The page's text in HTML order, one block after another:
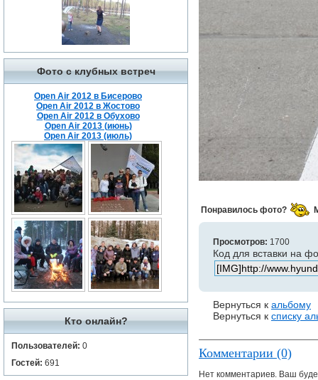
Фото с клубных встреч
Open Air 2012 в Бисерово
Open Air 2012 в Жостово
Open Air 2012 в Обухово
Open Air 2013 (июнь)
Open Air 2013 (июль)
Кто онлайн?
Пользователей: 0
Гостей: 691
Понравилось фото?
Просмотров: 1700
Код для вставки на
Вернуться к альбому
Вернуться к списку
Комментарии (0)
Нет комментариев. Ваш